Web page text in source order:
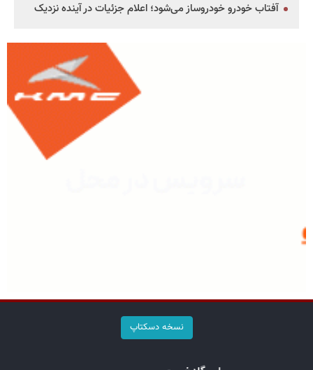
آفتاب خودرو خودروساز می‌شود؛ اعلام جزئیات در آینده نزدیک
نسخه دسکتاپ